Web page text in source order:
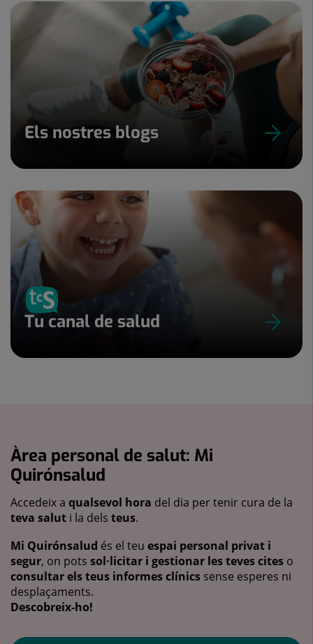
Els nostres blogs
Tu canal de salud
Àrea personal de salut: Mi
Quirónsalud
Accedeix a qualsevol hora del dia per tenir cura de la
teva salut i la dels teus.
Mi Quirónsalud és el teu espai personal privat i
segur, on pots sol·licitar i gestionar les teves cites o
consultar els teus informes clínics sense esperes ni
desplaçaments.
Descobreix-ho!